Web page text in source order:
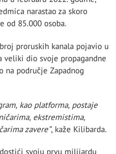
narastao za skoro
od 85.000 osoba.
proruskih kanala pojavio u
veliki dio svoje propagandne
na područje Zapadnog
kao platforma, postaje
ekstremistima,
zavere”, kaže Kilibarda.
svoju prvu milijardu